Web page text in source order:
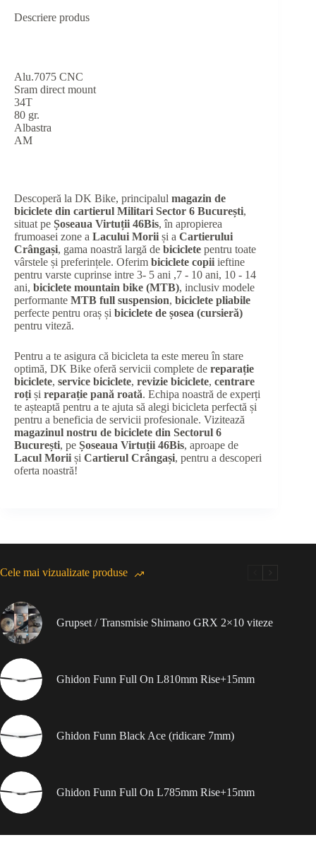
Descriere produs
Alu.7075 CNC
Sram direct mount
34T
80 gr.
Albastra
AM
Descoperă la DK Bike, principalul magazin de
biciclete din cartierul Militari Sector 6 București,
situat pe Șoseaua Virtuții 46Bis, în apropierea
frumoasei zone a Lacului Morii și a Cartierului
Crângași, gama noastră largă de biciclete pentru toate
vârstele și preferințele. Oferim biciclete copii ieftine
pentru varste cuprinse intre 3- 5 ani ,7 - 10 ani, 10 - 14
ani, biciclete mountain bike (MTB), inclusiv modele
performante MTB full suspension, biciclete pliabile
perfecte pentru oraș și biciclete de șosea (cursieră)
pentru viteză.
Pentru a te asigura că bicicleta ta este mereu în stare
optimă, DK Bike oferă servicii complete de reparație
biciclete, service biciclete, revizie biciclete, centrare
roți și reparație pană roată. Echipa noastră de experți
te așteaptă pentru a te ajuta să alegi bicicleta perfectă și
pentru a beneficia de servicii profesionale. Vizitează
magazinul nostru de biciclete din Sectorul 6
București, pe Șoseaua Virtuții 46Bis, aproape de
Lacul Morii și Cartierul Crângași, pentru a descoperi
oferta noastră!
Cele mai vizualizate produse
Grupset / Transmisie Shimano GRX 2×10 viteze
Ghidon Funn Full On L810mm Rise+15mm
Ghidon Funn Black Ace (ridicare 7mm)
Ghidon Funn Full On L785mm Rise+15mm